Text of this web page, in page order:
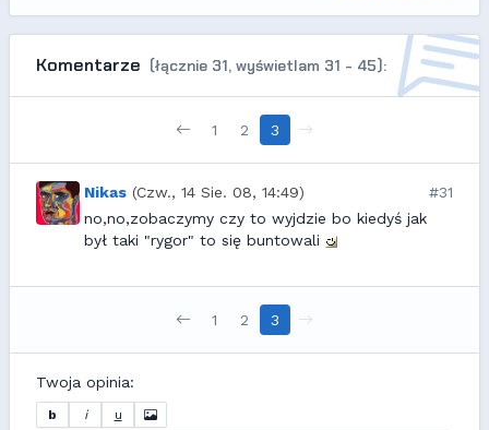
Komentarze (łącznie 31, wyświetlam 31 - 45):
1 2 3
Nikas (Czw., 14 Sie. 08, 14:49)
#31
no,no,zobaczymy czy to wyjdzie bo kiedyś jak
był taki "rygor" to się buntowali
1 2 3
Twoja opinia:
b i u